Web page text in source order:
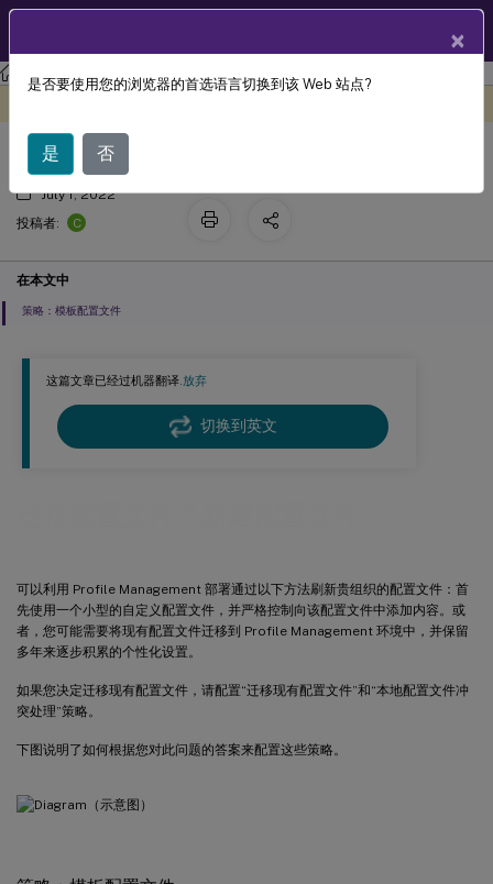
Profile Management Profile Management 2203
这篇文章已经过机器翻译.放弃
切换到英文
可以利用 Profile Management 部署通过以下方法刷新贵组织的配置文件：首
先使用一个小型的自定义配置文件，并严格控制向该配置文件中添加内容。或
者，您可能需要将现有配置文件迁移到 Profile Management 环境中，并保留
多年来逐步积累的个性化设置。
如果您决定迁移现有配置文件，请配置“迁移现有配置文件”和“本地配置文件冲
突处理”策略。
下图说明了如何根据您对此问题的答案来配置这些策略。
迁移配置文件？新建配置文件?
July 1, 2022
投稿者:
C
在本文中
策略：模板配置文件
×
是否要使用您的浏览器的首选语言切换到该 Web 站点?
是 否